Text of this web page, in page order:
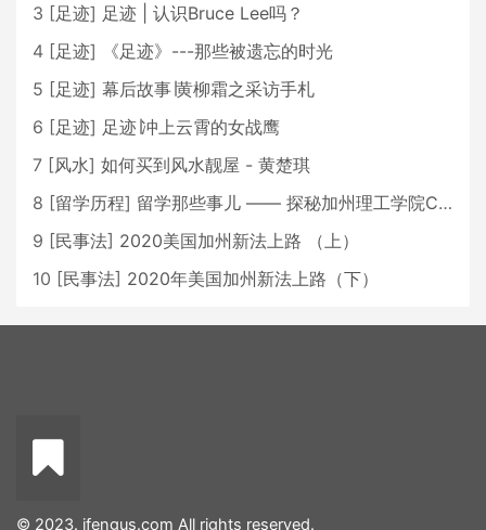
3 [足迹] 足迹 | 认识Bruce Lee吗？
4 [足迹]
《足迹》---那些被遗忘的时光
5 [足迹] 幕后故事∣黄柳霜之采访手札
6 [足迹] 足迹∣冲上云霄的女战鹰
7 [风水] 如何买到风水靓屋 - 黄楚琪
8 [留学历程] 留学那些事儿 —— 探秘加州理工学院Caltech博士生活 [上集]
9 [民事法] 2020美国加州新法上路 （上）
10 [民事法] 2020年美国加州新法上路（下）
© 2023. ifengus.com All rights reserved.